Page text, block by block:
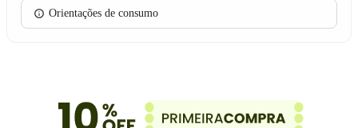
Orientações de consumo